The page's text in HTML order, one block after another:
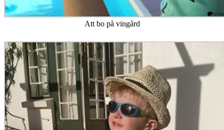
Att bo på vingård